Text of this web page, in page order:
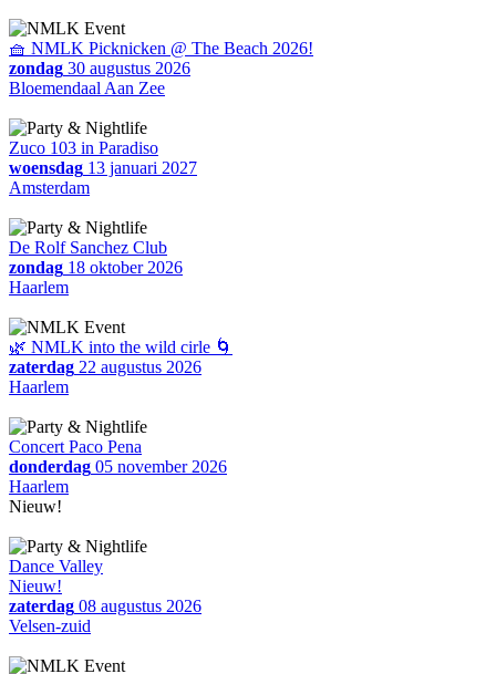
🧺 NMLK Picknicken @ The Beach 2026!
zondag 30 augustus 2026
Bloemendaal Aan Zee
Zuco 103 in Paradiso
woensdag 13 januari 2027
Amsterdam
De Rolf Sanchez Club
zondag 18 oktober 2026
Haarlem
🌿 NMLK into the wild cirle 🌀
zaterdag 22 augustus 2026
Haarlem
Concert Paco Pena
donderdag 05 november 2026
Haarlem
Nieuw!
Dance Valley
Nieuw!
zaterdag 08 augustus 2026
Velsen-zuid